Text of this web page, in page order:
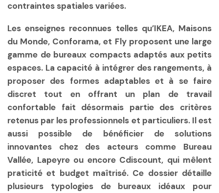
contraintes spatiales variées.
Les enseignes reconnues telles qu’IKEA, Maisons
du Monde, Conforama, et Fly proposent une large
gamme de bureaux compacts adaptés aux petits
espaces. La capacité à intégrer des rangements, à
proposer des formes adaptables et à se faire
discret tout en offrant un plan de travail
confortable fait désormais partie des critères
retenus par les professionnels et particuliers. Il est
aussi possible de bénéficier de solutions
innovantes chez des acteurs comme Bureau
Vallée, Lapeyre ou encore Cdiscount, qui mêlent
praticité et budget maîtrisé. Ce dossier détaille
plusieurs typologies de bureaux idéaux pour